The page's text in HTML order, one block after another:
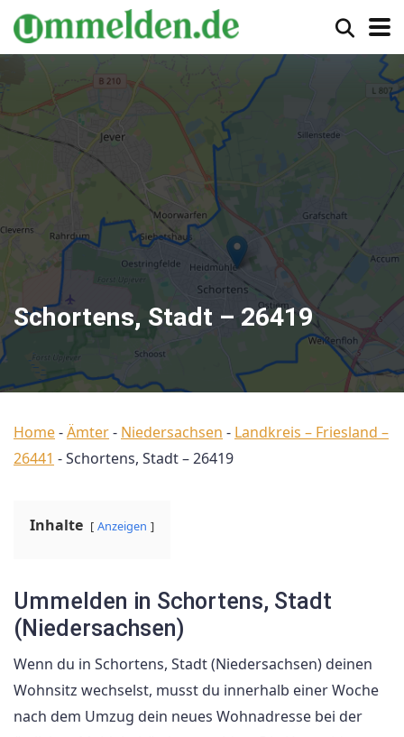
Schortens, Stadt – 26419
Home-Ämter- Niedersachsen - Landkreis – Friesland –
26441 -Schortens, Stadt – 26419
Inhalte Anzeigen
Ummelden in Schortens, Stadt
(Niedersachsen)
Wenn du in Schortens, Stadt (Niedersachsen) deinen
Wohnsitz wechselst, musst du innerhalb einer Woche
nach dem Umzug dein neues Wohnadresse bei der